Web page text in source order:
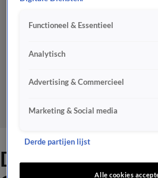
DENK wil
Functioneel & Essentieel
Analytisch
Advertising & Commercieel
Marketing & Social media
Derde partijen lijst
Alle cookies